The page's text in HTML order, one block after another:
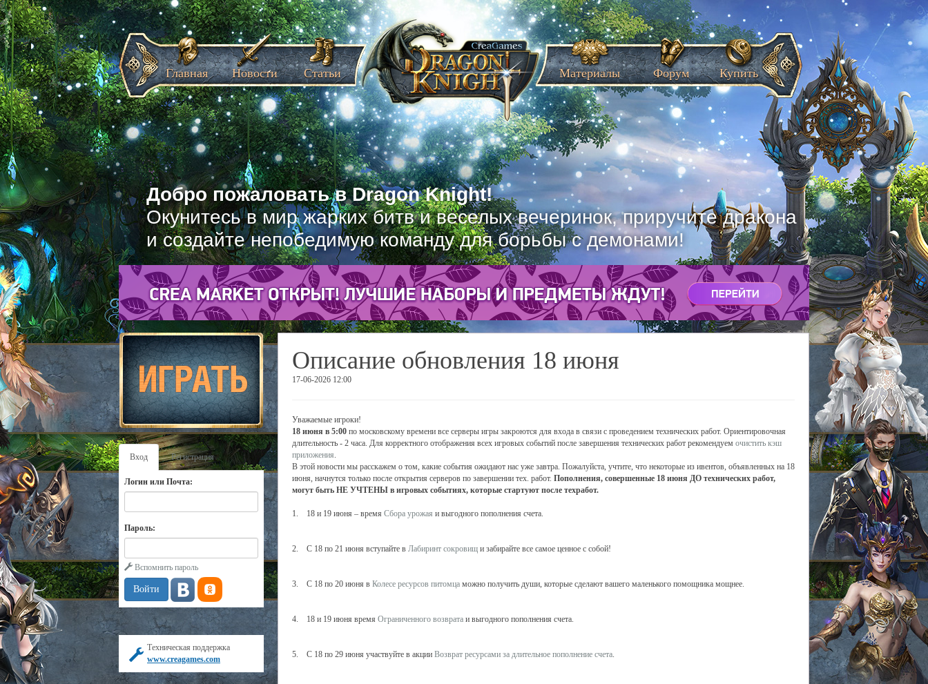
Добро пожаловать в Dragon Knight!
Окунитесь в мир жарких битв и веселых вечеринок, приручите дракона
и создайте непобедимую команду для борьбы с демонами!
Главная Новости Статьи Материалы Форум Купить
Вход Регистрация
Логин или Почта:
Пароль:
Вспомнить пароль
Техническая поддержка
www.creagames.com
Описание обновления 18 июня
17-06-2026 12:00
Уважаемые игроки!
18 июня в 5:00 по московскому времени все серверы игры закроются для входа в связи с проведением технических работ. Ориентировочная
длительность - 2 часа. Для корректного отображения всех игровых событий после завершения технических работ рекомендуем очистить кэш
приложения.
В этой новости мы расскажем о том, какие события ожидают нас уже завтра. Пожалуйста, учтите, что некоторые из ивентов, объявленных на 18
июня, начнутся только после открытия серверов по завершении тех. работ. Пополнения, совершенные 18 июня ДО технических работ,
могут быть НЕ УЧТЕНЫ в игровых событиях, которые стартуют после техработ.
1. 18 и 19 июня – время Сбора урожая и выгодного пополнения счета.
2. С 18 по 21 июня вступайте в Лабиринт сокровищ и забирайте все самое ценное с собой!
3. С 18 по 20 июня в Колесе ресурсов питомца можно получить души, которые сделают вашего маленького помощника мощнее.
4. 18 и 19 июня время Ограниченного возврата и выгодного пополнения счета.
5. С 18 по 29 июня участвуйте в акции Возврат ресурсами за длительное пополнение счета.